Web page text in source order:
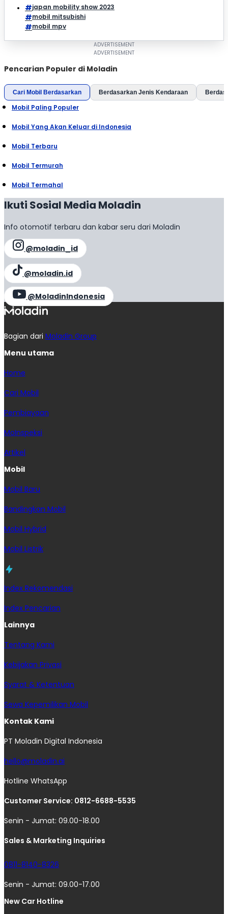
japan mobility show 2023
mobil mitsubishi
mobil mpv
Pencarian Populer di Moladin
Cari Mobil Berdasarkan Berdasarkan Jenis Kendaraan
Mobil Paling Populer
Mobil Yang Akan Keluar di Indonesia
Mobil Terbaru
Mobil Termurah
Mobil Termahal
Ikuti Sosial Media Moladin
Info otomotif terbaru dan kabar seru dari Moladin
@moladin_id
@moladin.id
@MoladinIndonesia
Bagian dari Moladin Group
Menu utama
Home
Cari Mobil
Pembiayaan
MoInspeksi
Artikel
Mobil
Mobil Baru
Bandingkan Mobil
Mobil Hybrid
Mobil Listrik
Index Rekomendasi
Index Pencarian
Lainnya
Tentang Kami
Kebijakan Privasi
Syarat & Ketentuan
Sewa Kepemilikan Mobil
Kontak Kami
PT Moladin Digital Indonesia
hello@moladin.ai
Hotline WhatsApp
Customer Service: 0812-6688-5535
Senin - Jumat: 09.00-18.00
Sales & Marketing Inquiries
0811-8140-8326
Senin - Jumat: 09.00-17.00
New Car Hotline